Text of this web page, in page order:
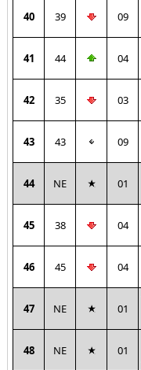
40 39 09
41 44 04
42 35 03
43 43 09
44 NE 01
45 38 04
46 45 04
47 NE 01
48 NE 01